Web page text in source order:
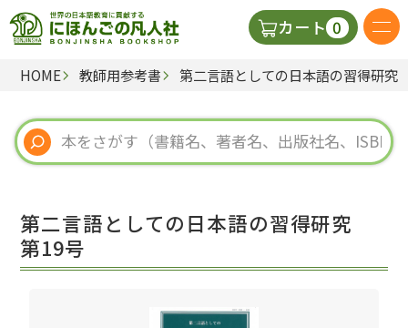
カート 0
日本語の教科書
視聴覚・補助教材
教師用参考書
HOME 教師用参考書 第二言語としての日本語の習得研
第二言語としての日本語の習得研究
第19号